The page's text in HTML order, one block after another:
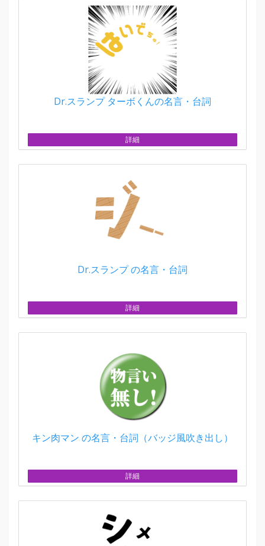
Dr.スランプ ターボくんの名言・台詞
詳細
Dr.スランプ の名言・台詞
詳細
キン肉マン の名言・台詞（バッジ風吹き出し）
詳細